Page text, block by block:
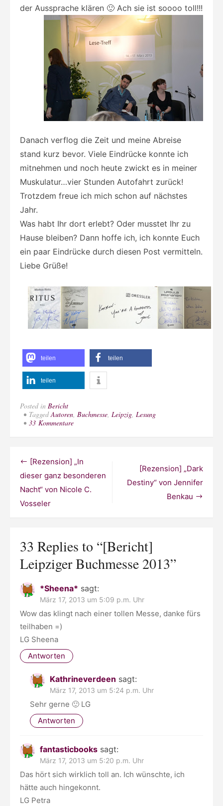
der Aussprache klären 🙂 Ach sie ist soooo toll!!!
Danach verflog die Zeit und meine Abreise
stand kurz bevor. Viele Eindrücke konnte ich
mitnehmen und noch heute zwickt es in meiner
Muskulatur…vier Stunden Autofahrt zurück!
Trotzdem freue ich mich schon auf nächstes
Jahr.
Was habt Ihr dort erlebt? Oder musstet Ihr zu
Hause bleiben? Dann hoffe ich, ich konnte Euch
ein paar Eindrücke durch diesen Post vermitteln.
Liebe Grüße!
teilen teilen
teilen
Posted in Bericht
TaggedAutoren, Buchmesse, Leipzig, Lesung
33 Kommentarezu
Beitragsnavigation
[Rezension] „Dark
Destiny“ von Jennifer
Benkau
[Rezension] „In
dieser ganz besonderen
Nacht“ von Nicole C.
Vosseler
33 Replies to “[Bericht]
Leipziger Buchmesse 2013”
*Sheena* sagt:
März 17, 2013 um 5:09 p.m. Uhr
Wow das klingt nach einer tollen Messe, danke fürs
teilhaben =)
LG Sheena
Antworten
Kathrineverdeen sagt:
März 17, 2013 um 5:24 p.m. Uhr
Sehr gerne 🙂 LG
Antworten
fantasticbooks sagt:
März 17, 2013 um 5:20 p.m. Uhr
Das hört sich wirklich toll an. Ich wünschte, ich
hätte auch hingekonnt.
LG Petra